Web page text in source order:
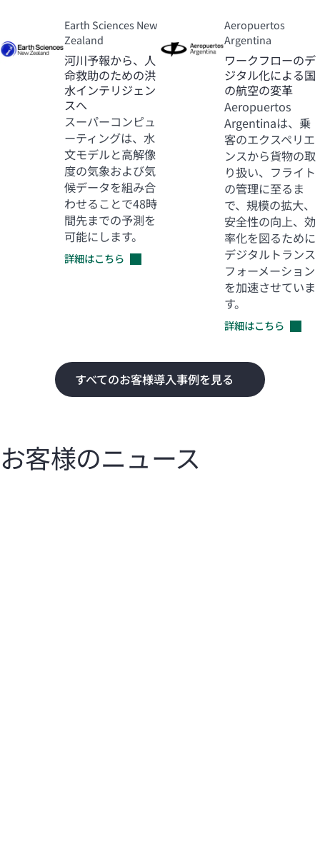
Earth Sciences New
Zealand
河川予報から、人
命救助のための洪
水インテリジェン
スへ
スーパーコンピュ
ーティングは、水
文モデルと高解像
度の気象および気
候データを組み合
わせることで48時
間先までの予測を
可能にします。
詳細はこちら
Aeropuertos
Argentina
ワークフローのデ
ジタル化による国
の航空の変革
Aeropuertos
Argentinaは、乗
客のエクスペリエ
ンスから貨物の取
り扱い、フライト
の管理に至るま
で、規模の拡大、
安全性の向上、効
率化を図るために
デジタルトランス
フォーメーション
を加速させていま
す。
詳細はこちら
すべてのお客様導入事例を見る
お客様のニュース